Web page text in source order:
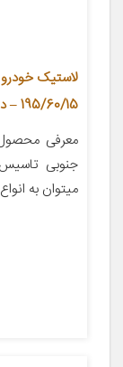
195/60/15 – دو حلقه
جنوبی
میتوان به